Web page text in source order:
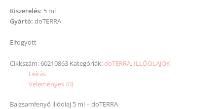
Kiszerelés: 5 ml
Gyártó: doTERRA
Elfogyott
Cikkszám:60210863 Kategóriák:doTERRA, ILLÓOLAJOK
Leírás
Vélemények (0)
Balzsamfenyő illóolaj 5 ml – doTERRA